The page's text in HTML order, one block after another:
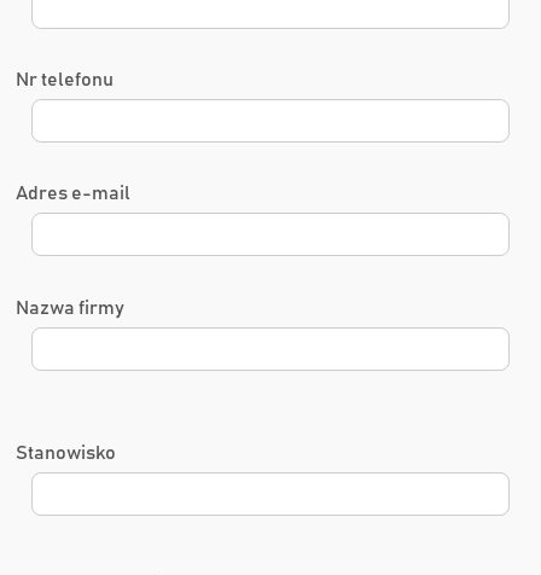
Nr telefonu
Adres e-mail
Nazwa firmy
Stanowisko